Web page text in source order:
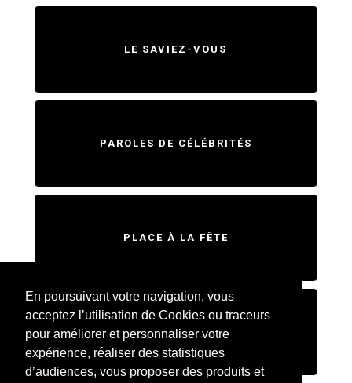
En poursuivant votre navigation, vous
acceptez l’utilisation de Cookies ou traceurs
pour améliorer et personnaliser votre
expérience, réaliser des statistiques
d’audiences, vous proposer des produits et
LE SAVIEZ-VOUS
PAROLES DE CÉLÉBRITÉS
PLACE À LA FÊTE
SWEET HOME